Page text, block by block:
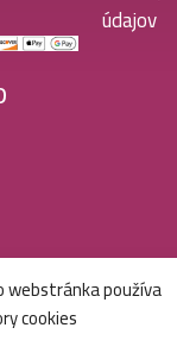
webstránka používa
cookies
údajov